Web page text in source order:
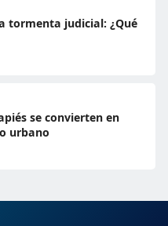
tormenta judicial: ¿Qué
se convierten en
urbano